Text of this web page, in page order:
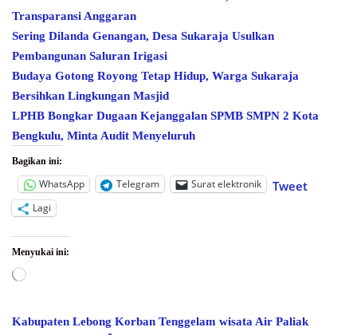
Transparansi Anggaran
Sering Dilanda Genangan, Desa Sukaraja Usulkan
Pembangunan Saluran Irigasi
Budaya Gotong Royong Tetap Hidup, Warga Sukaraja
Bersihkan Lingkungan Masjid
LPHB Bongkar Dugaan Kejanggalan SPMB SMPN 2 Kota
Bengkulu, Minta Audit Menyeluruh
Bagikan ini:
WhatsApp Telegram Surat elektronik Tweet
Lagi
Menyukai ini:
Memuat...
Kabupaten Lebong Korban Tenggelam wisata Air Paliak